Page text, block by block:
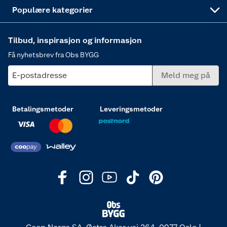
Populære kategorier
Tilbud, inspirasjon og informasjon
Få nyhetsbrev fra Obs BYGG
E-postadresse Meld meg på
Betalingsmetoder Leveringsmetoder